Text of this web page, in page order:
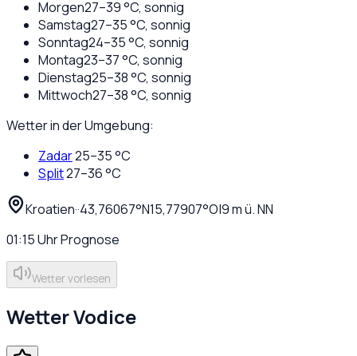
Morgen27–39°C, sonnig
Samstag27–35°C, sonnig
Sonntag24–35°C, sonnig
Montag23–37°C, sonnig
Dienstag25–38°C, sonnig
Mittwoch27–38°C, sonnig
Wetter in der Umgebung:
Zadar25–35°C
Split27–36°C
Kroatien··43,76067°N15,77907°O|9m ü. NN
01:15UhrPrognose
Wetter vorlesen
WetterVodice